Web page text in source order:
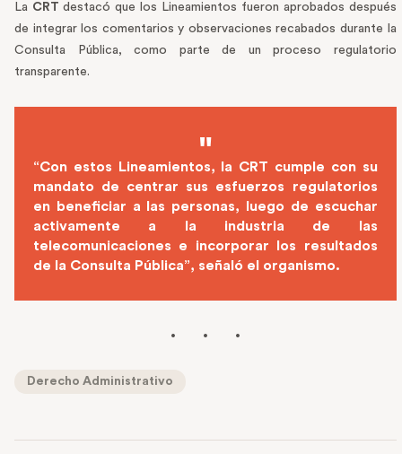
La CRT destacó que los Lineamientos fueron aprobados después
de integrar los comentarios y observaciones recabados durante la
Consulta Pública, como parte de un proceso regulatorio
transparente.
“Con estos Lineamientos, la CRT cumple con su
mandato de centrar sus esfuerzos regulatorios
en beneficiar a las personas, luego de escuchar
activamente a la industria de las
telecomunicaciones e incorporar los resultados
de la Consulta Pública”, señaló el organismo.
Derecho Administrativo